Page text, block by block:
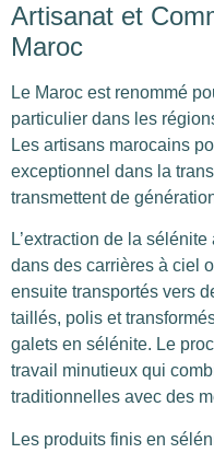
Artisanat et
Maroc
Le Maroc est renommé
particulier dans les
Les artisans marocains
exceptionnel dans la
transmettent de
L’extraction de la
dans des carrières à ciel
ensuite transportés vers
taillés, polis et
galets en sélénite. Le
travail minutieux qui
traditionnelles avec des
Les produits finis en